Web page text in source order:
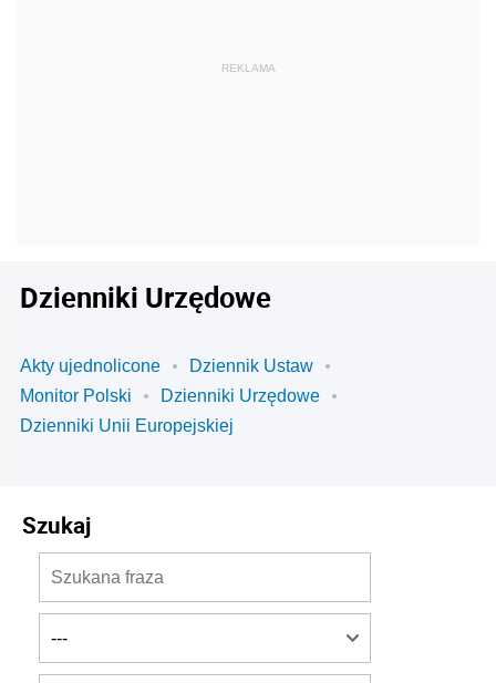
Dzienniki Urzędowe
Akty ujednolicone
Dziennik Ustaw
Monitor Polski
Dzienniki Urzędowe
Dzienniki Unii Europejskiej
Szukaj